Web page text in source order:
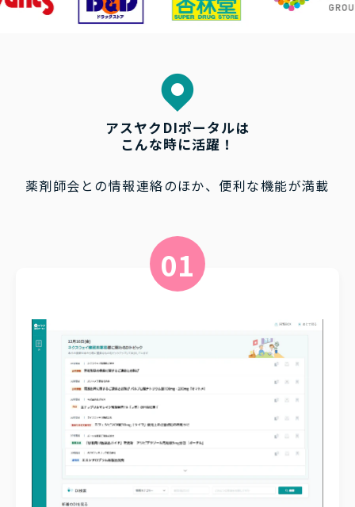
アスヤクDIポータルは
こんな時に活躍！
薬剤師会との情報連絡のほか、便利な機能が満載
01